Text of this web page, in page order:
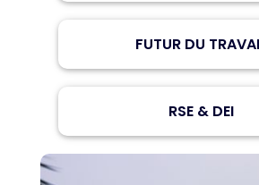
FUTUR DU
RSE & DEI